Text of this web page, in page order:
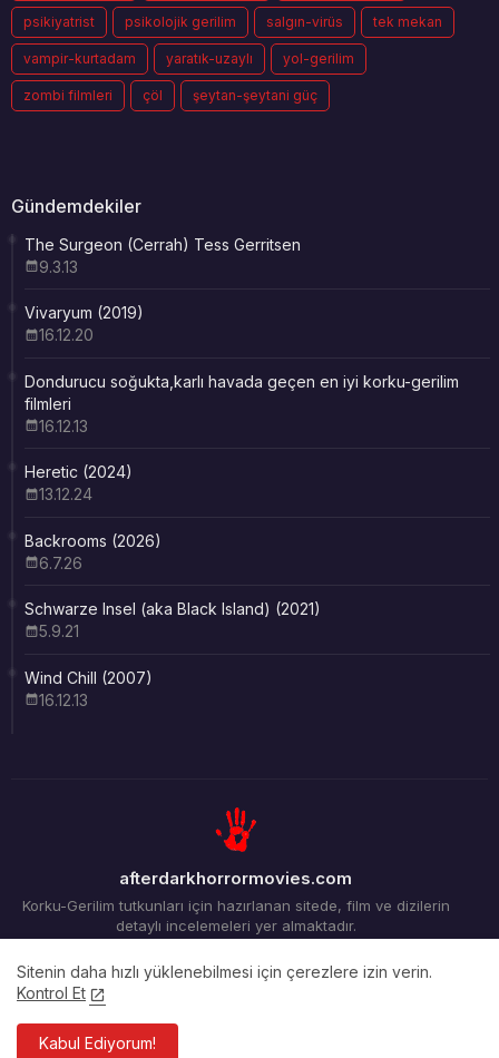
psikiyatrist psikolojik gerilim salgın-virüs tek mekan
vampir-kurtadam yaratık-uzaylı yol-gerilim
zombi filmleri çöl şeytan-şeytani güç
Gündemdekiler
The Surgeon (Cerrah) Tess Gerritsen
9.3.13
Vivaryum (2019)
16.12.20
Dondurucu soğukta,karlı havada geçen en iyi korku-gerilim
filmleri
16.12.13
Heretic (2024)
13.12.24
Backrooms (2026)
6.7.26
Schwarze Insel (aka Black Island) (2021)
5.9.21
Wind Chill (2007)
16.12.13
afterdarkhorrormovies.com
Korku-Gerilim tutkunları için hazırlanan sitede, film ve dizilerin
detaylı incelemeleri yer almaktadır.
Tüm Hakları Saklıdır ©2012-2026
Sitenin daha hızlı yüklenebilmesi için çerezlere izin verin.
Kontrol Et
Kabul Ediyorum!